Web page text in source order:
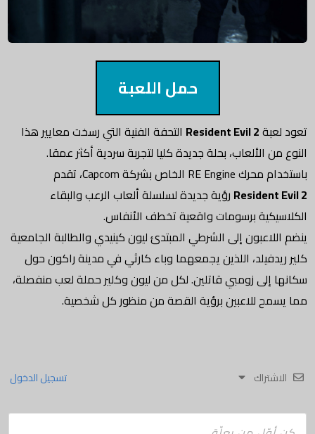
حمل اللعبة
تعود لعبةResident Evil 2 التحفة الفنية التي رسخت معايير هذا
النوع من الألعاب، بحلة جديدة كليا لتجربة سردية أكثر عمقا.
باستخدام محرك RE Engine الخاص بشركة Capcom، تقدم
Resident Evil 2 رؤية جديدة لسلسلة ألعاب الرعب والبقاء
الكلاسيكية برسومات واقعية تخطف الأنفاس.
ينضم اللاعبون إلى الشرطي المبتدئ ليون كينيدي والطالبة الجامعية
كلير ريدفيلد، اللذين يجمعهما وباء كارثي في ​​مدينة راكون حول
سكانها إلى زومبي قاتلين. لكل من ليون وكلير حملة لعب منفصلة، ​​
مما يسمح للاعبين برؤية القصة من منظور كل شخصية.
الاشتراك تسجيل الدخول